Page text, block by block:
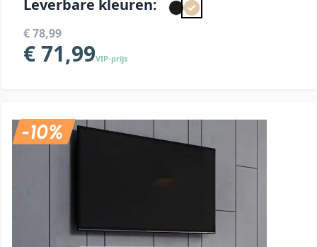
Leverbare kleuren:
€ 78,99
€ 71,99VIP-prijs